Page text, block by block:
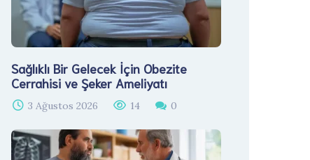
Sağlıklı Bir Gelecek İçin Obezite
Cerrahisi ve Şeker Ameliyatı
3 Ağustos 2026 14 0